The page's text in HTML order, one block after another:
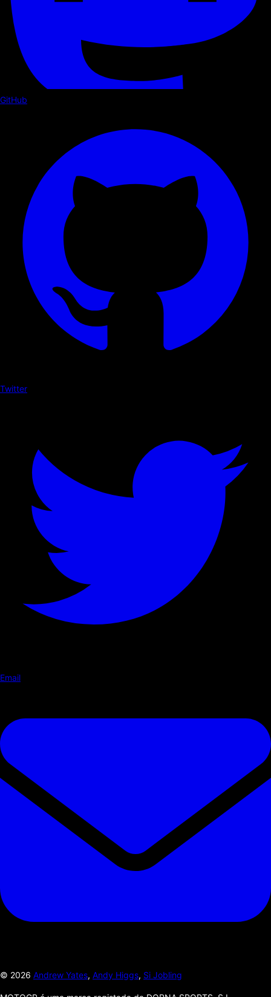
GitHub
Twitter
Email
© 2026 Andrew Yates, Andy Higgs, Si Jobling